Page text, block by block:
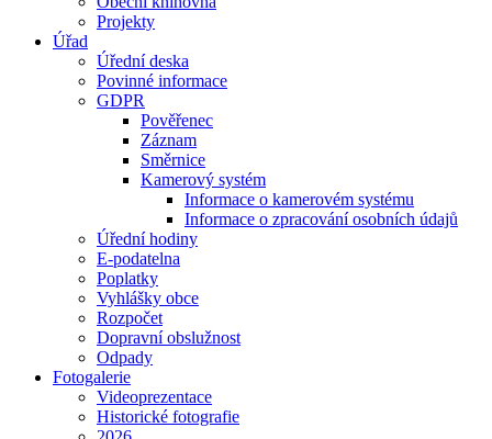
Projekty
Úřad
Úřední deska
Povinné informace
GDPR
Pověřenec
Záznam
Směrnice
Kamerový systém
Informace o kamerovém systému
Informace o zpracování osobních údajů
Úřední hodiny
E-podatelna
Poplatky
Vyhlášky obce
Rozpočet
Dopravní obslužnost
Odpady
Fotogalerie
Videoprezentace
Historické fotografie